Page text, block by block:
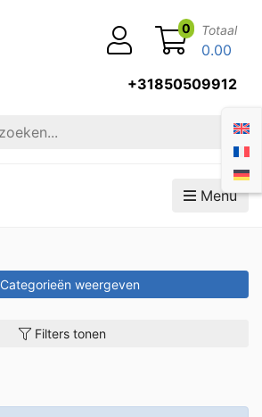
+31850509912
0 Totaal
0.00
Menu
Categorieën weergeven
Filters tonen